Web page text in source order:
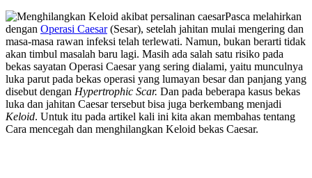
Pasca melahirkan
dengan Operasi Caesar(Sesar), setelah jahitan mulai mengering dan
masa-masa rawan infeksi telah terlewati. Namun, bukan berarti tidak
akan timbul masalah baru lagi. Masih ada salah satu risiko pada
bekas sayatan Operasi Caesar yang sering dialami, yaitu munculnya
luka parut pada bekas operasi yang lumayan besar dan panjang yang
disebut dengan Hypertrophic Scar. Dan pada beberapa kasus bekas
luka dan jahitan Caesar tersebut bisa juga berkembang menjadi
Keloid. Untuk itu pada artikel kali ini kita akan membahas tentang
Cara mencegah dan menghilangkan Keloid bekas Caesar.